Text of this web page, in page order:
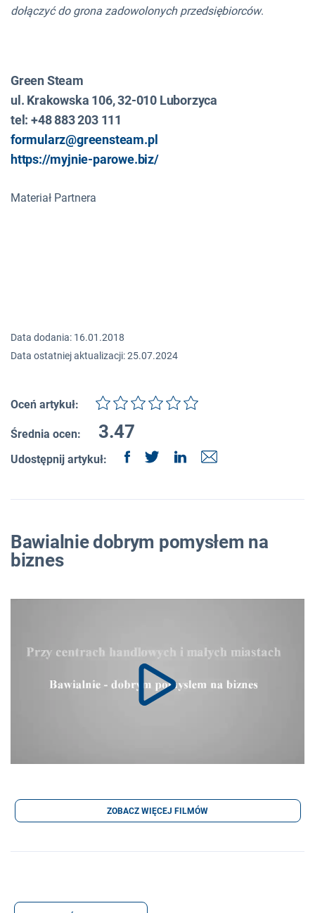
dołączyć do grona zadowolonych przedsiębiorców.
Green Steam
ul. Krakowska 106, 32-010 Luborzyca
tel: +48 883 203 111
formularz@greensteam.pl
https://myjnie-parowe.biz/
Materiał Partnera
Data dodania: 16.01.2018
Data ostatniej aktualizacji: 25.07.2024
Oceń artykuł:
Średnia ocen: 3.47
Udostępnij artykuł:
Bawialnie dobrym pomysłem na
biznes
ZOBACZ WIĘCEJ FILMÓW